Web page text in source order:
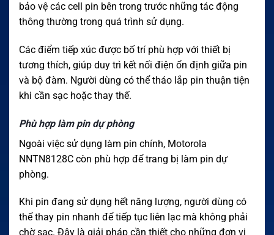
bảo vệ các cell pin bên trong trước những tác động
thông thường trong quá trình sử dụng.
Các điểm tiếp xúc được bố trí phù hợp với thiết bị
tương thích, giúp duy trì kết nối điện ổn định giữa pin
và bộ đàm. Người dùng có thể tháo lắp pin thuận tiện
khi cần sạc hoặc thay thế.
Phù hợp làm pin dự phòng
Ngoài việc sử dụng làm pin chính, Motorola
NNTN8128C còn phù hợp để trang bị làm pin dự
phòng.
Khi pin đang sử dụng hết năng lượng, người dùng có
thể thay pin nhanh để tiếp tục liên lạc mà không phải
chờ sạc. Đây là giải pháp cần thiết cho những đơn vị